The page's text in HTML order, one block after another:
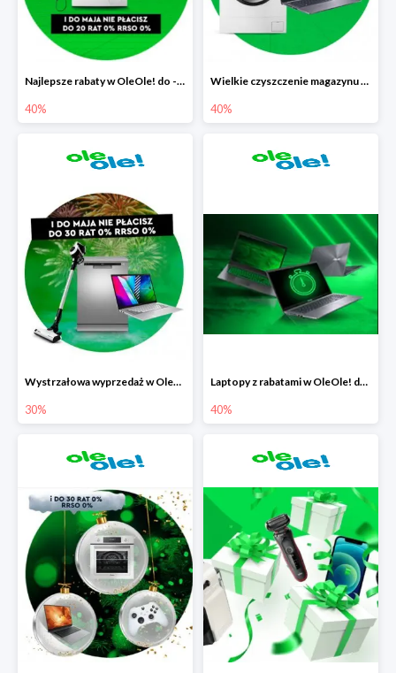
Najlepsze rabaty w OleOle! do -40%
40%
Wielkie czyszczenie magazynu w OleOle! do -40%
40%
Wystrzałowa wyprzedaż w OleOle!
30%
Laptopy z rabatami w OleOle! do -40%
40%